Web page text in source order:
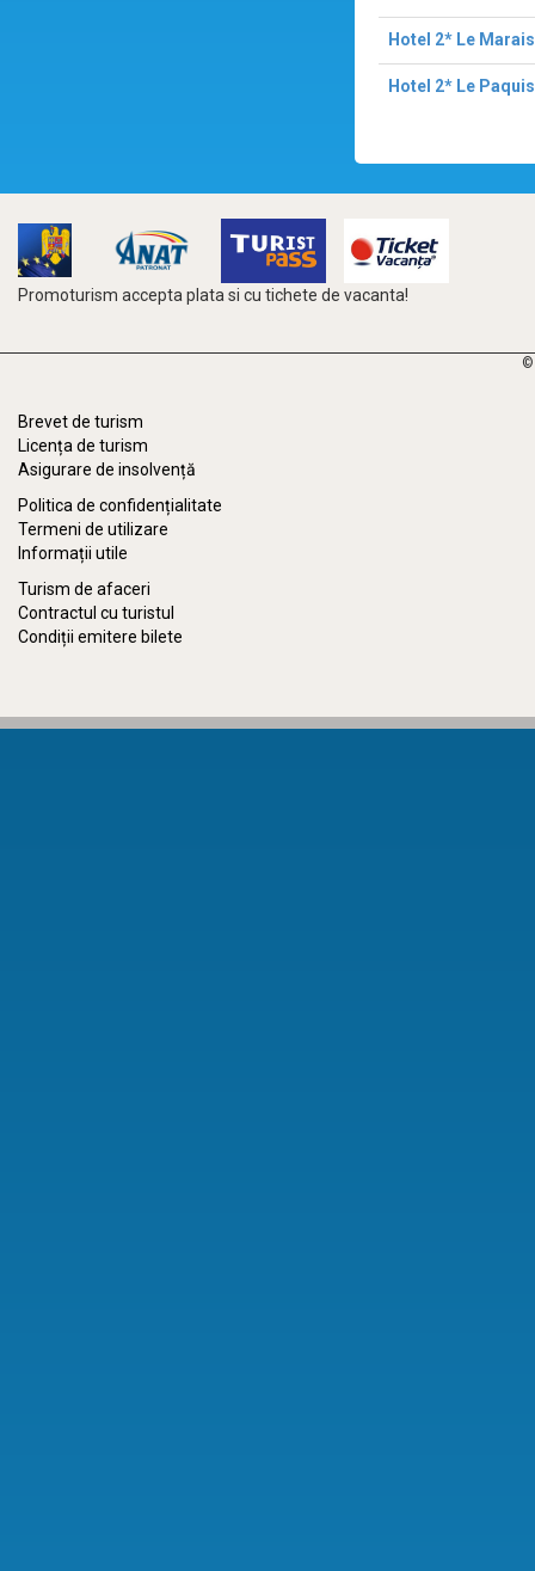
Hotel 2* Le Marais
Hotel 2* Le Paquis
Promoturism accepta plata si cu tichete de vacanta!
©
Brevet de turism
Licența de turism
Asigurare de insolvență
Politica de confidențialitate
Termeni de utilizare
Informații utile
Turism de afaceri
Contractul cu turistul
Condiții emitere bilete